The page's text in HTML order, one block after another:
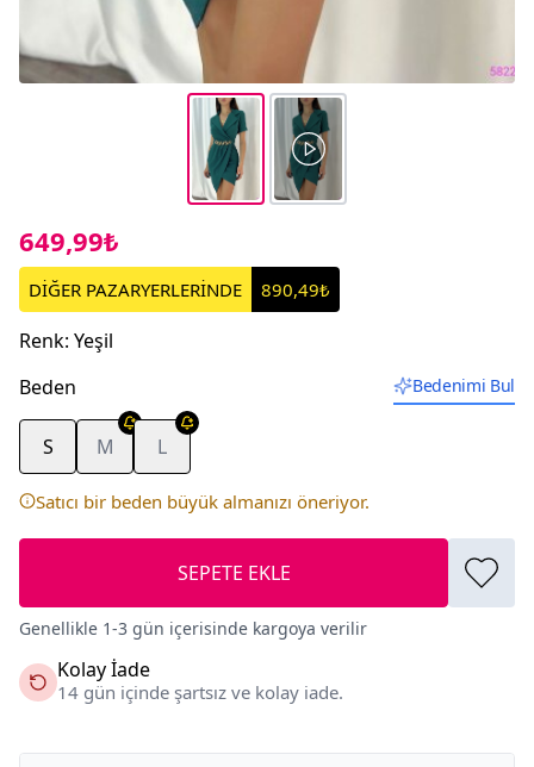
649,99₺
DİĞER PAZARYERLERİNDE 890,49₺
Renk: Yeşil
Beden
Bedenimi Bul
S M L
Satıcı bir beden büyük almanızı öneriyor.
SEPETE EKLE
Genellikle 1-3 gün içerisinde kargoya verilir
Kolay İade
14 gün içinde şartsız ve kolay iade.